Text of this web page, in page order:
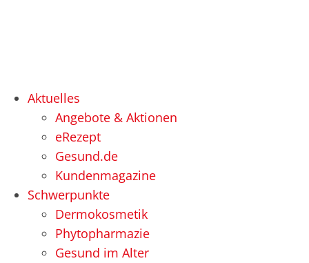
Aktuelles
Angebote & Aktionen
eRezept
Gesund.de
Kundenmagazine
Schwerpunkte
Dermokosmetik
Phytopharmazie
Gesund im Alter